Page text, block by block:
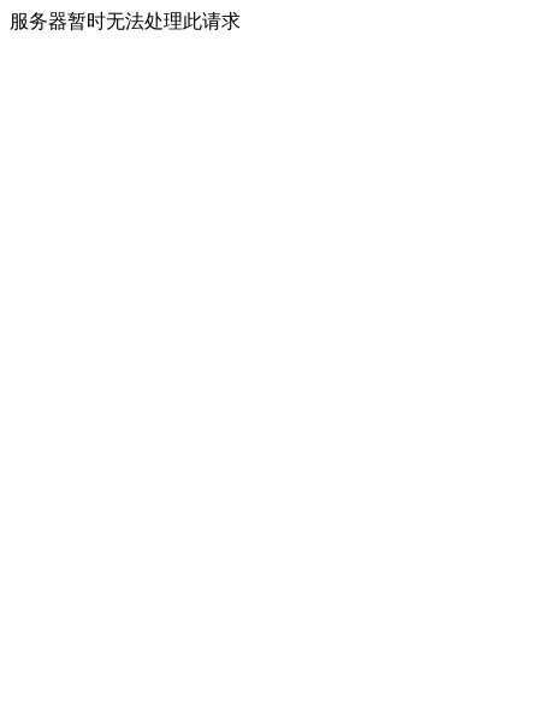
服务器暂时无法处理此请求